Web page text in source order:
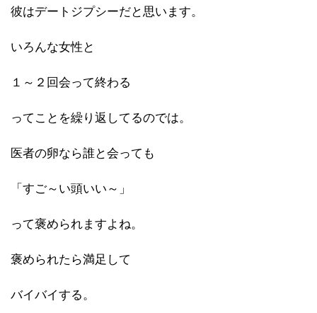
彼はデートジプシーだと思います。
いろんな女性と
１～２回会って終わる
ってことを繰り返してるのでは。
医者の卵なら誰と会っても
「すご～い頭いい～」
って褒められますよね。
褒められたら満足して
バイバイする。